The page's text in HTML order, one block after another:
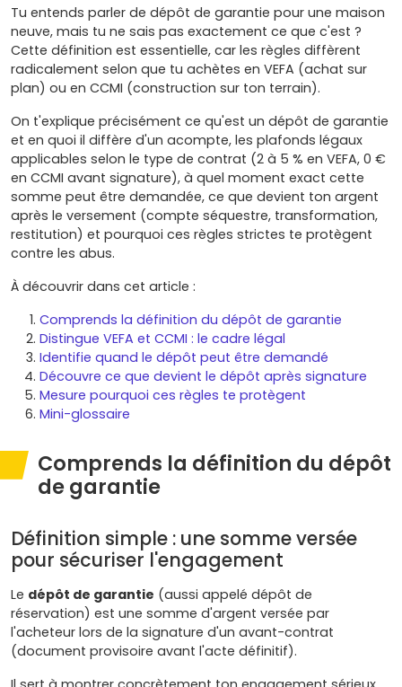
Tu entends parler de dépôt de garantie pour une maison
neuve, mais tu ne sais pas exactement ce que c'est ?
Cette définition est essentielle, car les règles diffèrent
radicalement selon que tu achètes en VEFA (achat sur
plan) ou en CCMI (construction sur ton terrain).
On t'explique précisément ce qu'est un dépôt de garantie
et en quoi il diffère d'un acompte, les plafonds légaux
applicables selon le type de contrat (2 à 5 % en VEFA, 0 €
en CCMI avant signature), à quel moment exact cette
somme peut être demandée, ce que devient ton argent
après le versement (compte séquestre, transformation,
restitution) et pourquoi ces règles strictes te protègent
contre les abus.
À découvrir dans cet article :
Comprends la définition du dépôt de garantie
Distingue VEFA et CCMI : le cadre légal
Identifie quand le dépôt peut être demandé
Découvre ce que devient le dépôt après signature
Mesure pourquoi ces règles te protègent
Mini-glossaire
Comprends la définition du dépôt
de garantie
Définition simple : une somme versée
pour sécuriser l'engagement
Le dépôt de garantie (aussi appelé dépôt de
réservation) est une somme d'argent versée par
l'acheteur lors de la signature d'un avant-contrat
(document provisoire avant l'acte définitif).